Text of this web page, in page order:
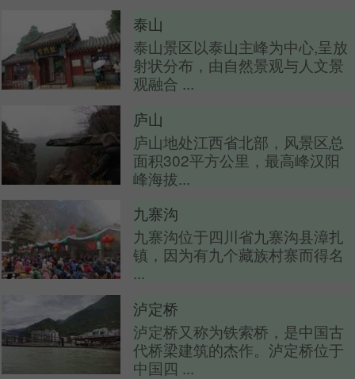
泰山
泰山景区以泰山主峰为中心,呈放
射状分布，由自然景观与人文景
观融合 ...
庐山
庐山地处江西省北部，风景区总
面积302平方公里，最高峰汉阳
峰海拔...
九寨沟
九寨沟位于四川省九寨沟县漳扎
镇，因为有九个藏族村寨而得名
...
泸定桥
泸定桥又称为铁索桥，是中国古
代桥梁建筑的杰作。泸定桥位于
中国四 ...